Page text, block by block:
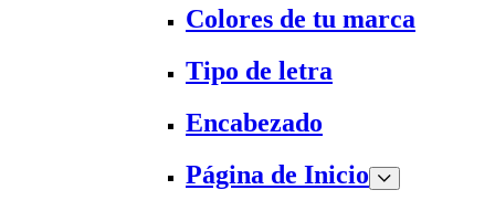
Colores de tu marca
Tipo de letra
Encabezado
Página de Inicio